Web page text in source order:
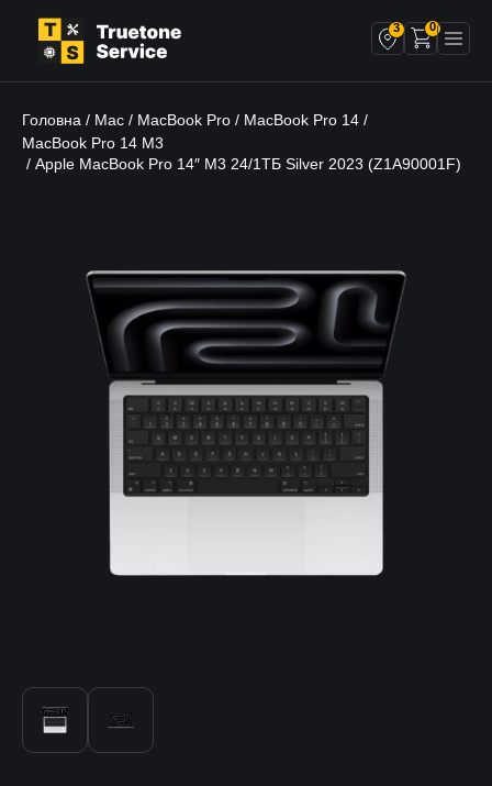
3 0
Головна / Mac / MacBook Pro / MacBook Pro 14 /
MacBook Pro 14 M3
/ Apple MacBook Pro 14″ М3 24/1ТБ Silver 2023 (Z1A90001F)